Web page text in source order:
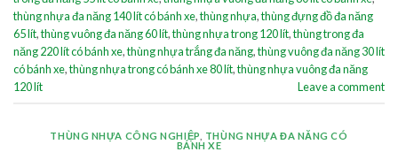
thùng nhựa đa năng 140 lít có bánh xe,thùng nhựa,thùng đựng đồ đa năng
65 lít,thùng vuông đa năng 60 lít,thùng nhựa trong 120 lít,thùng trong đa
năng 220 lít có bánh xe,thùng nhựa trắng đa năng,thùng vuông đa năng 30 lít
có bánh xe,thùng nhựa trong có bánh xe 80 lít,thùng nhựa vuông đa năng
120 lít
Leave a comment
THÙNG NHỰA CÔNG NGHIỆP
THÙNG NHỰA ĐA NĂNG CÓ
BÁNH XE